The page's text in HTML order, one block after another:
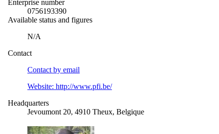
Enterprise number
0756193390
Available status and figures
N/A
Contact
Contact by email
Website: http://www.pfi.be/
Headquarters
Jevoumont 20, 4910 Theux, Belgique